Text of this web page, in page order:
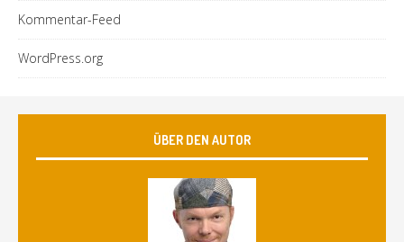
Kommentar-Feed
WordPress.org
ÜBER DEN AUTOR